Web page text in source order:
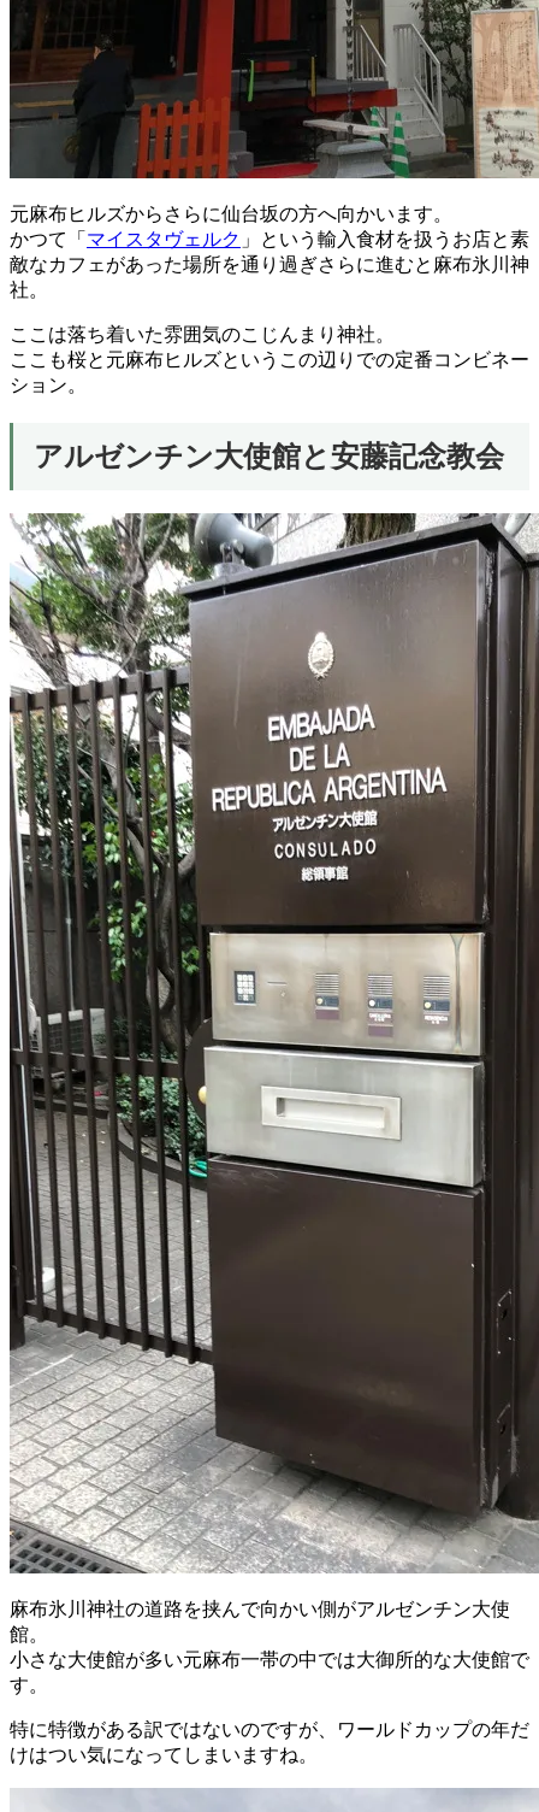
元麻布ヒルズからさらに仙台坂の方へ向かいます。
かつて「 マイスタヴェルク 」という輸入食材を扱うお店と素
敵なカフェがあった場所を通り過ぎさらに進むと麻布氷川神
社。
ここは落ち着いた雰囲気のこじんまり神社。
ここも桜と元麻布ヒルズというこの辺りでの定番コンビネー
ション。
アルゼンチン大使館と安藤記念教会
麻布氷川神社の道路を挟んで向かい側がアルゼンチン大使
館。
小さな大使館が多い元麻布一帯の中では大御所的な大使館で
す。
特に特徴がある訳ではないのですが、ワールドカップの年だ
けはつい気になってしまいますね。